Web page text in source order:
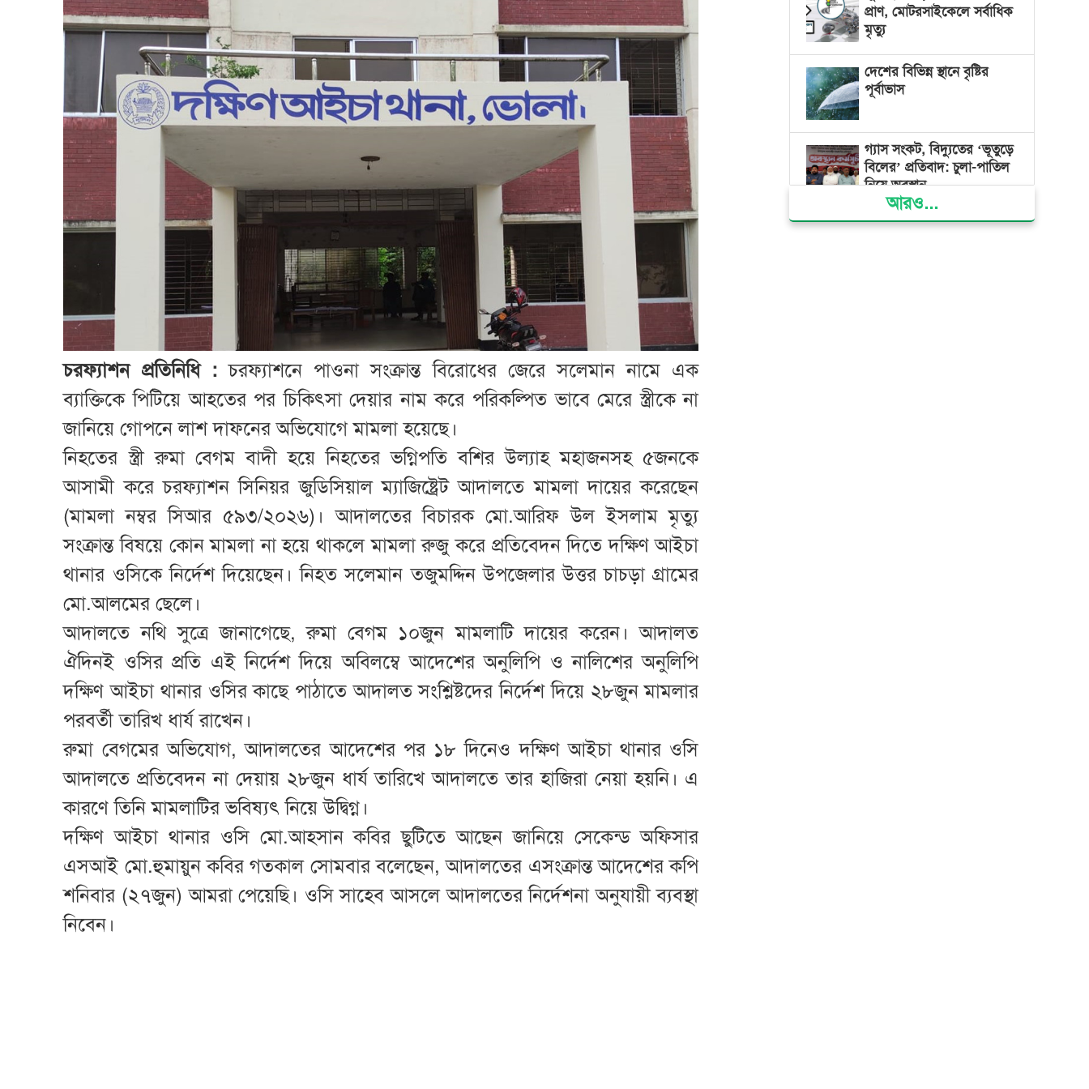
চরফ্যাশন প্রতিনিধি :চরফ্যাশনে পাওনা সংক্রান্ত বিরোধের জেরে সলেমান নামে এক
ব্যাক্তিকে পিটিয়ে আহতের পর চিকিৎসা দেয়ার নাম করে পরিকল্পিত ভাবে মেরে স্ত্রীকে না
জানিয়ে গোপনে লাশ দাফনের অভিযোগে মামলা হয়েছে।
নিহতের স্ত্রী রুমা বেগম বাদী হয়ে নিহতের ভগ্নিপতি বশির উল্যাহ মহাজনসহ ৫জনকে
আসামী করে চরফ্যাশন সিনিয়র জুডিসিয়াল ম্যাজিষ্ট্রেট আদালতে মামলা দায়ের করেছেন
(মামলা নম্বর সিআর ৫৯৩/২০২৬)। আদালতের বিচারক মো.আরিফ উল ইসলাম মৃত্যু
সংক্রান্ত বিষয়ে কোন মামলা না হয়ে থাকলে মামলা রুজু করে প্রতিবেদন দিতে দক্ষিণ আইচা
থানার ওসিকে নির্দেশ দিয়েছেন। নিহত সলেমান তজুমদ্দিন উপজেলার উত্তর চাচড়া গ্রামের
মো.আলমের ছেলে।
আদালতে নথি সুত্রে জানাগেছে, রুমা বেগম ১০জুন মামলাটি দায়ের করেন। আদালত
ঐদিনই ওসির প্রতি এই নির্দেশ দিয়ে অবিলম্বে আদেশের অনুলিপি ও নালিশের অনুলিপি
দক্ষিণ আইচা থানার ওসির কাছে পাঠাতে আদালত সংশ্লিষ্টদের নির্দেশ দিয়ে ২৮জুন মামলার
পরবর্তী তারিখ ধার্য রাখেন।
রুমা বেগমের অভিযোগ, আদালতের আদেশের পর ১৮ দিনেও দক্ষিণ আইচা থানার ওসি
আদালতে প্রতিবেদন না দেয়ায় ২৮জুন ধার্য তারিখে আদালতে তার হাজিরা নেয়া হয়নি। এ
কারণে তিনি মামলাটির ভবিষ্যৎ নিয়ে উদ্বিগ্ন।
দক্ষিণ আইচা থানার ওসি মো.আহসান কবির ছুটিতে আছেন জানিয়ে সেকেন্ড অফিসার
এসআই মো.হুমায়ুন কবির গতকাল সোমবার বলেছেন, আদালতের এসংক্রান্ত আদেশের কপি
শনিবার (২৭জুন) আমরা পেয়েছি। ওসি সাহেব আসলে আদালতের নির্দেশনা অনুযায়ী ব্যবস্থা
নিবেন।
প্রাণ, মোটরসাইকেলে সর্বাধিক
মৃত্যু
দেশের বিভিন্ন স্থানে বৃষ্টির
পূর্বাভাস
গ্যাস সংকট, বিদ্যুতের ‘ভূতুড়ে
বিলের’ প্রতিবাদ: চুলা-পাতিল
নিয়ে অবস্থান
ক্ষমতার কেন্দ্র গণভবন থেকে
আরও...